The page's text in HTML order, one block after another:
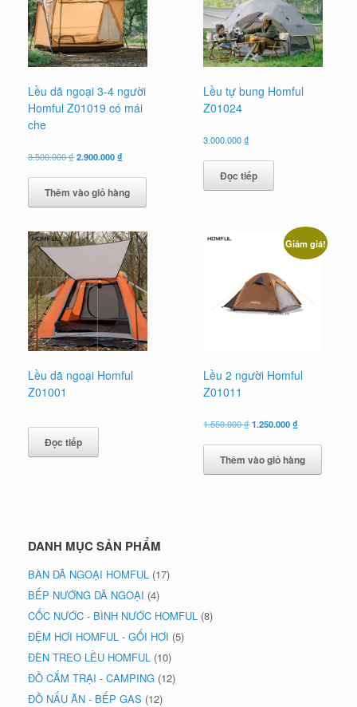
Lều dã ngoại 3-4 người
Homful Z01019 có mái
che
3.500.000₫Giá
là:
3.500.000 ₫.
2.900.000₫
tại
là:
2.900.000 ₫.
Thêm vào giỏ hàng
Lều tự bung Homful
Z01024
3.000.000₫
Đọc tiếp
Lều dã ngoại Homful
Z01001
Đọc tiếp
Giảm giá!
Lều 2 người Homful
Z01011
1.550.000₫Giá
là:
1.550.000 ₫.
1.250.000₫
tại
là:
1.250.000 ₫.
Thêm vào giỏ hàng
DANH MỤC SẢN PHẨM
BÀN DÃ NGOẠI HOMFUL (17)
BẾP NƯỚNG DÃ NGOẠI (4)
CỐC NƯỚC - BÌNH NƯỚC HOMFUL (8)
ĐỆM HƠI HOMFUL - GỐI HƠI (5)
ĐÈN TREO LỀU HOMFUL (10)
ĐỒ CẮM TRẠI - CAMPING (12)
ĐỒ NẤU ĂN - BẾP GAS (12)